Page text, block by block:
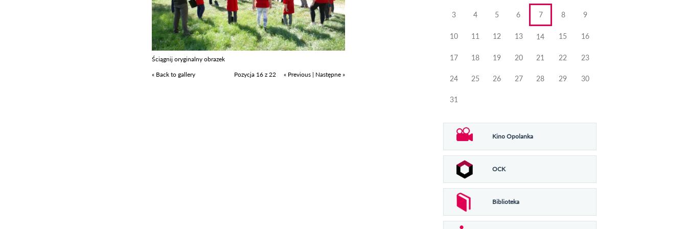
Ściągnij oryginalny obrazek
« Back to gallery
Pozycja 16 z 22 « Previous | Następne »
3 4 5 6 7 8 9
10 11 12 13 14 15 16
17 18 19 20 21 22 23
24 25 26 27 28 29 30
31
Kino Opolanka
OCK
Biblioteka